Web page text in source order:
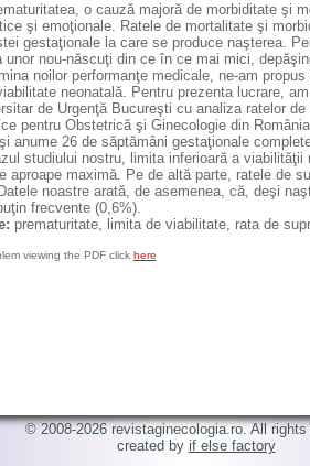
o cauză majoră de morbiditate şi
şi emoţionale. Ratele de mortalitate şi
gestaţionale la care se produce naşterea.
unor nou-născuţi din ce în ce mai mici,
noilor performanţe medicale, ne-am
neonatală. Pentru prezenta lucrare,
de Urgenţă Bucureşti cu analiza ratelor
pentru Obstetrică şi Ginecologie din
anume 26 de săptămâni gestaţionale
studiului nostru, limita inferioară a
aproape maximă. Pe de altă parte, ratele de
noastre arată, de asemenea, că, deşi
frecvente (0,6%).
prematuritate, limita de viabilitate, rata de
viewing the PDF click here
© 2008-2026 revistaginecologia.ro. All rights
created by if else factory